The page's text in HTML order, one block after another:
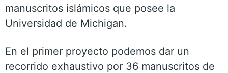
manuscritos islámicos que posee la
Universidad de Michigan.
En el primer proyecto podemos dar un
recorrido exhaustivo por 36 manuscritos de